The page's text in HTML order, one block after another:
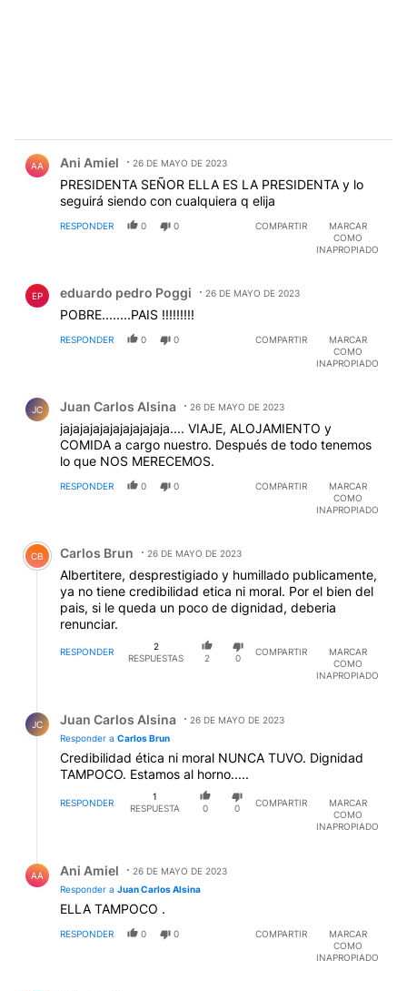
AA Ani Amiel 26 DE MAYO DE 2023
PRESIDENTA SEÑOR ELLA ES LA PRESIDENTA y lo
seguirá siendo con cualquiera q elija
RESPONDER 0 0 COMPARTIR
MARCAR
COMO
INAPROPIADO
EP eduardo pedro Poggi 26 DE MAYO DE 2023
POBRE........PAIS !!!!!!!!!
RESPONDER 0 0 COMPARTIR
MARCAR
COMO
INAPROPIADO
JC Juan Carlos Alsina 26 DE MAYO DE 2023
jajajajajajajajajajaja.... VIAJE, ALOJAMIENTO y
COMIDA a cargo nuestro. Después de todo tenemos
lo que NOS MERECEMOS.
RESPONDER 0 0 COMPARTIR
MARCAR
COMO
INAPROPIADO
Comentario de Carlos Brun.
CB Carlos Brun 26 DE MAYO DE 2023
Albertitere, desprestigiado y humillado publicamente,
ya no tiene credibilidad etica ni moral. Por el bien del
pais, si le queda un poco de dignidad, deberia
renunciar.
RESPONDER
2
RESPUESTAS
2 0
COMPARTIR
MARCAR
COMO
INAPROPIADO
JC Juan Carlos Alsina
26 DE MAYO DE 2023
Responder a Carlos Brun
Credibilidad ética ni moral NUNCA TUVO. Dignidad
TAMPOCO. Estamos al horno.....
RESPONDER
1
RESPUESTA
0 0
COMPARTIR
MARCAR
COMO
INAPROPIADO
AA Ani Amiel
26 DE MAYO DE 2023
Responder a Juan Carlos Alsina
ELLA TAMPOCO .
RESPONDER 0 0 COMPARTIR
MARCAR
COMO
INAPROPIADO